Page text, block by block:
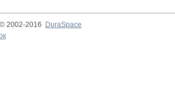
2002-2016
DuraSpace